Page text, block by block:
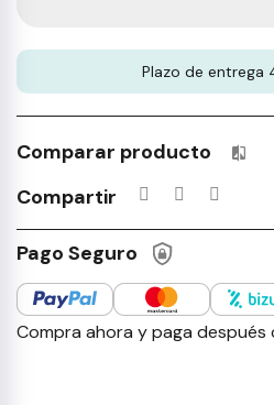
Plazo de entrega
Comparar producto
Compartir
Pago Seguro
Compra ahora y paga después